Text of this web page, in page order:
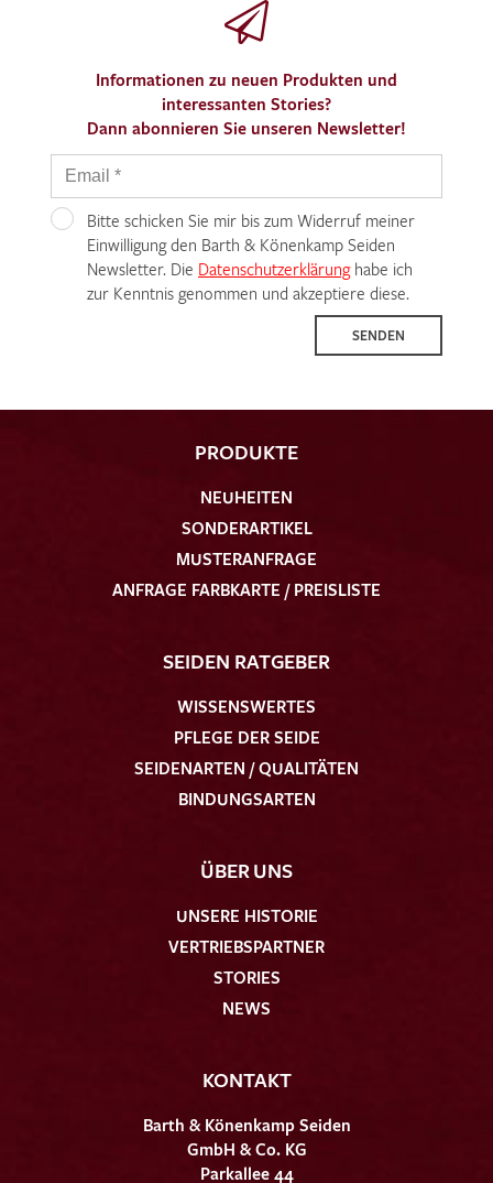
Informationen zu neuen Produkten und
interessanten Stories?
Dann abonnieren Sie unseren Newsletter!
Bitte schicken Sie mir bis zum Widerruf meiner
Einwilligung den Barth & Könenkamp Seiden
Newsletter. Die Datenschutzerklärunghabe ich
zur Kenntnis genommen und akzeptiere diese.
SENDEN
PRODUKTE
NEUHEITEN
SONDERARTIKEL
MUSTERANFRAGE
ANFRAGE FARBKARTE / PREISLISTE
SEIDEN RATGEBER
WISSENSWERTES
PFLEGE DER SEIDE
SEIDENARTEN / QUALITÄTEN
BINDUNGSARTEN
ÜBER UNS
UNSERE HISTORIE
VERTRIEBSPARTNER
STORIES
NEWS
KONTAKT
Barth & Könenkamp Seiden
GmbH & Co. KG
Parkallee 44